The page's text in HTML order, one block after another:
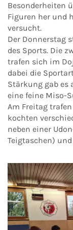
Besonderheiten
Figuren her und
versucht.
Der Donnerstag
des Sports. Die
trafen sich im
dabei die
Stärkung gab es
eine feine Miso-
Am Freitag
kochten
neben einer
Teigtaschen)